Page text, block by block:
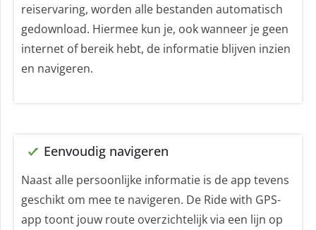
reiservaring, worden alle bestanden automatisch
gedownload. Hiermee kun je, ook wanneer je geen
internet of bereik hebt, de informatie blijven inzien
en navigeren.
Eenvoudig navigeren
Naast alle persoonlijke informatie is de app tevens
geschikt om mee te navigeren. De Ride with GPS-
app toont jouw route overzichtelijk via een lijn op